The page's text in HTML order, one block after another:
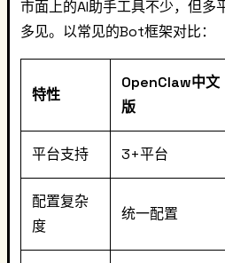
市面上的AI助手工具不少，但多
多见。以常见的Bot框架对比：
特性
OpenClaw中文
版
平台支持 3+平台
配置复杂
度
统一配置